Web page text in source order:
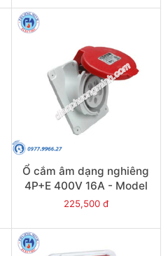
Ổ cắm âm dạng nghiêng
4P+E 400V 16A - Model
PKF16F435
225,500 đ